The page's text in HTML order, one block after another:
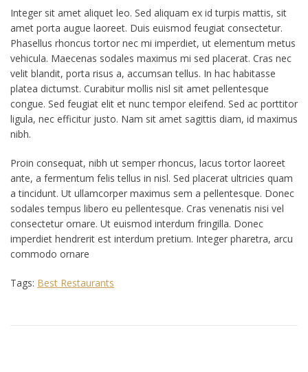
Integer sit amet aliquet leo. Sed aliquam ex id turpis mattis, sit
amet porta augue laoreet. Duis euismod feugiat consectetur.
Phasellus rhoncus tortor nec mi imperdiet, ut elementum metus
vehicula. Maecenas sodales maximus mi sed placerat. Cras nec
velit blandit, porta risus a, accumsan tellus. In hac habitasse
platea dictumst. Curabitur mollis nisl sit amet pellentesque
congue. Sed feugiat elit et nunc tempor eleifend. Sed ac porttitor
ligula, nec efficitur justo. Nam sit amet sagittis diam, id maximus
nibh.
Proin consequat, nibh ut semper rhoncus, lacus tortor laoreet
ante, a fermentum felis tellus in nisl. Sed placerat ultricies quam
a tincidunt. Ut ullamcorper maximus sem a pellentesque. Donec
sodales tempus libero eu pellentesque. Cras venenatis nisi vel
consectetur ornare. Ut euismod interdum fringilla. Donec
imperdiet hendrerit est interdum pretium. Integer pharetra, arcu
commodo ornare
Tags: Best Restaurants